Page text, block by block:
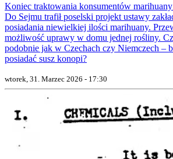
Koniec traktowania konsumentów
Do Sejmu trafił poselski projekt ustawy
posiadania niewielkiej ilości marihuany.
możliwość uprawy w domu jednej rośliny.
podobnie jak w Czechach czy Niemczech –
posiadać susz konopi?
wtorek, 31. Marzec 2026 - 17:30